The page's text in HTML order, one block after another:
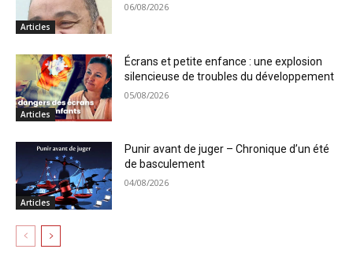
Articles
06/08/2026
Articles
Écrans et petite enfance : une explosion
silencieuse de troubles du développement
05/08/2026
Articles
Punir avant de juger – Chronique d’un été
de basculement
04/08/2026